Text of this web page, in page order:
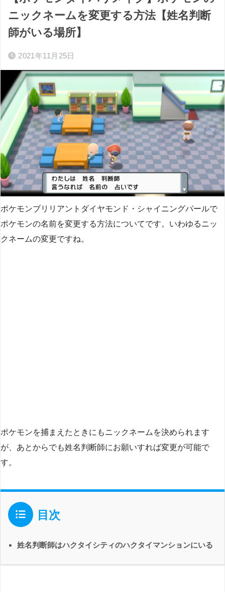
ニックネームを変更する方法【姓名判断
師がいる場所】
2021年11月25日
ポケモンブリリアントダイヤモンド・シャイニングパールで
ポケモンの名前を変更する方法についてです。いわゆるニッ
クネームの変更ですね。
ポケモンを捕まえたときにもニックネームを決められます
が、あとからでも姓名判断師にお願いすれば変更が可能で
す。
目次
姓名判断師はハクタイシティのハクタイマンションにいる